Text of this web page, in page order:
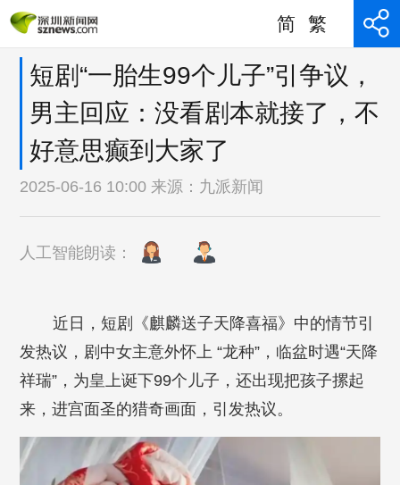
简 繁
短剧“一胎生99个儿子”引争议，
男主回应：没看剧本就接了，不
好意思癫到大家了
2025-06-16 10:00 来源： 九派新闻
人工智能朗读：
近日，短剧《麒麟送子天降喜福》中的情节引
发热议，剧中女主意外怀上 “龙种”，临盆时遇“天降
祥瑞”，为皇上诞下99个儿子，还出现把孩子摞起
来，进宫面圣的猎奇画面，引发热议。